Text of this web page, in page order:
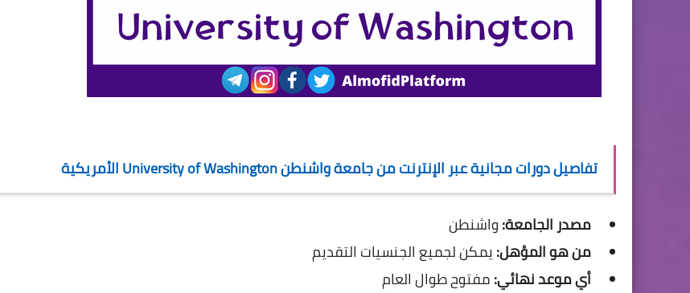
تفاصيل دورات مجانية عبر الإنترنت من جامعة واشنطن University of Washington الأمريكية
مصدر الجامعة:واشنطن
من هو المؤهل: يمكن لجميع الجنسيات التقديم
أي موعد نهائي:مفتوح طوال العام